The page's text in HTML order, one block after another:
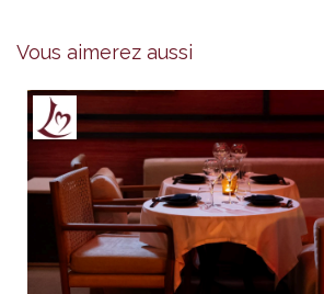
Vous aimerez aussi